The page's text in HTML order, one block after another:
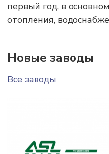
первый год, в
отопления,
Новые заводы
Все заводы